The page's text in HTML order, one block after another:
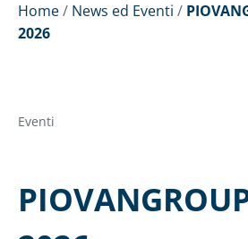
Home/ News ed Eventi /
2026
Eventi